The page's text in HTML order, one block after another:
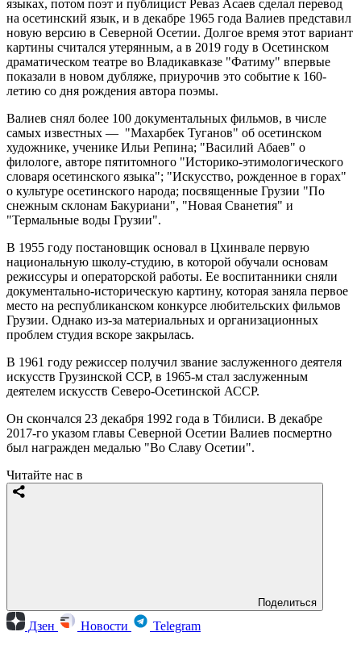
языках, потом поэт и публицист Реваз Асаев сделал перевод
на осетинский язык, и в декабре 1965 года Валиев представил
новую версию в Северной Осетии. Долгое время этот вариант
картины считался утерянным, а в 2019 году в Осетинском
драматическом театре во Владикавказе "Фатиму" впервые
показали в новом дубляже, приурочив это событие к 160-
летию со дня рождения автора поэмы.
Валиев снял более 100 документальных фильмов, в числе
самых известных — "Махарбек Туганов" об осетинском
художнике, ученике Ильи Репина; "Василий Абаев" о
филологе, авторе пятитомного "Историко-этимологического
словаря осетинского языка"; "Искусство, рожденное в горах"
о культуре осетинского народа; посвященные Грузии "По
снежным склонам Бакуриани", "Новая Сванетия" и
"Термальные воды Грузии".
В 1955 году постановщик основал в Цхинвале первую
национальную школу-студию, в которой обучали основам
режиссуры и операторской работы. Ее воспитанники сняли
документально-историческую картину, которая заняла первое
место на республиканском конкурсе любительских фильмов
Грузии. Однако из-за материальных и организационных
проблем студия вскоре закрылась.
В 1961 году режиссер получил звание заслуженного деятеля
искусств Грузинской ССР, в 1965-м стал заслуженным
деятелем искусств Северо-Осетинской АССР.
Он скончался 23 декабря 1992 года в Тбилиси. В декабре
2017-го указом главы Северной Осетии Валиев посмертно
был награжден медалью "Во Славу Осетии".
Читайте нас в
Поделиться
Дзен Новости Telegram